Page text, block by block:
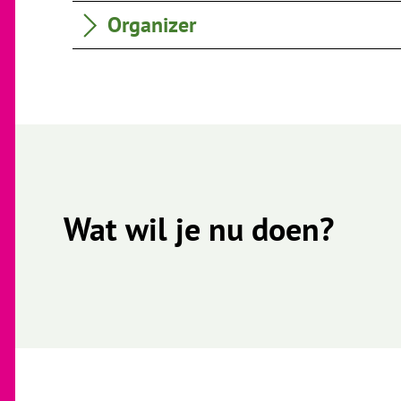
Organizer
Wat wil je nu doen?